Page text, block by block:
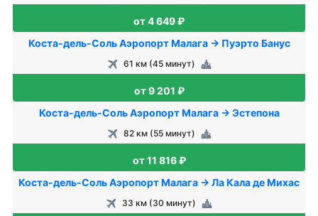
от 4 649 ₽
Коста-дель-Соль Аэропорт Малага → Пуэрто Банус
61 км (45 минут)
от 9 201 ₽
Коста-дель-Соль Аэропорт Малага → Эстепона
82 км (55 минут)
от 11 816 ₽
Коста-дель-Соль Аэропорт Малага → Ла Кала де Михас
33 км (30 минут)